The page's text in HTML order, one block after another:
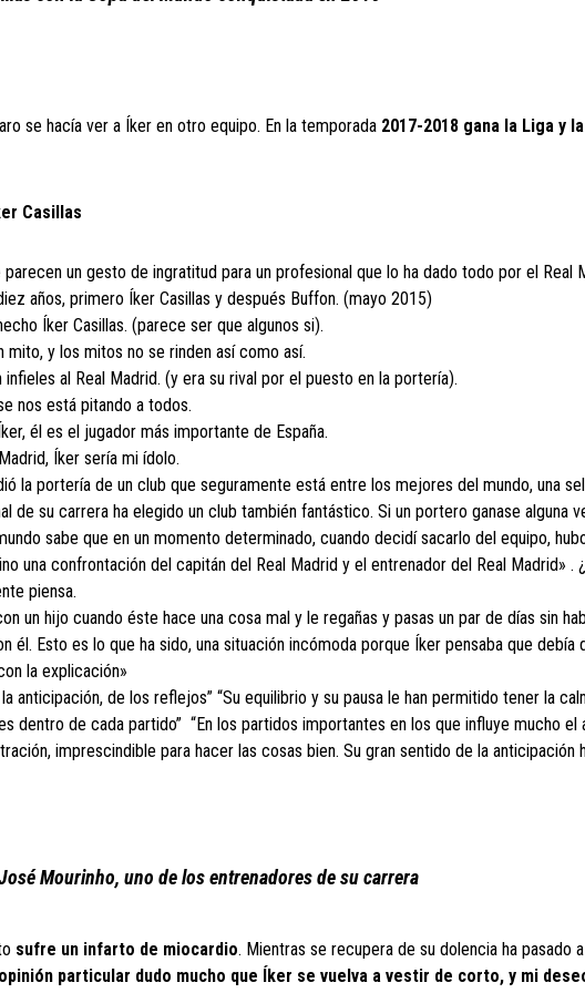
se hacía ver a Íker en otro equipo. En la temporada 2017-2018 gana la Liga y la
Casillas
un gesto de ingratitud para un profesional que lo ha dado todo por el Real
años, primero Íker Casillas y después Buffon. (mayo 2015)
Íker Casillas. (parece ser que algunos si).
mito, y los mitos no se rinden así como así.
infieles al Real Madrid. (y era su rival por el puesto en la portería).
nos está pitando a todos.
él es el jugador más importante de España.
Íker sería mi ídolo.
la portería de un club que seguramente está entre los mejores del mundo, una
de su carrera ha elegido un club también fantástico. Si un portero ganase alguna
sabe que en un momento determinado, cuando decidí sacarlo del equipo,
una confrontación del capitán del Real Madrid y el entrenador del Real Madrid» .
piensa.
un hijo cuando éste hace una cosa mal y le regañas y pasas un par de días sin
Esto es lo que ha sido, una situación incómoda porque Íker pensaba que debía
la explicación»
anticipación, de los reflejos” “Su equilibrio y su pausa le han permitido tener la
dentro de cada partido” “En los partidos importantes en los que influye mucho el
imprescindible para hacer las cosas bien. Su gran sentido de la anticipación
Mourinho, uno de los entrenadores de su carrera
sufre un infarto de miocardio. Mientras se recupera de su dolencia ha pasado
particular dudo mucho que Íker se vuelva a vestir de corto, y mi